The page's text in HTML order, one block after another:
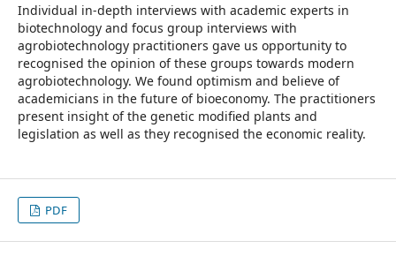
Individual in-depth interviews with academic experts in
biotechnology and focus group interviews with
agrobiotechnology practitioners gave us opportunity to
recognised the opinion of these groups towards modern
agrobiotechnology. We found optimism and believe of
academicians in the future of bioeconomy. The practitioners
present insight of the genetic modified plants and
legislation as well as they recognised the economic reality.
PDF